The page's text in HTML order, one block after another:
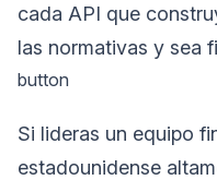
cada API que
las normativas y sea
button
Si lideras un equipo
estadounidense